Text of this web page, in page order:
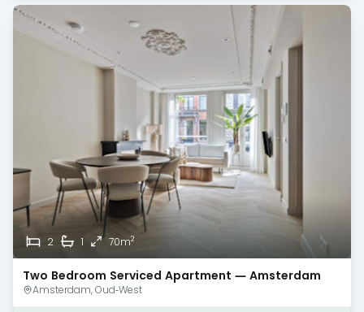
2 1 70m2
Two Bedroom Serviced Apartment — Amsterdam
Amsterdam, Oud-West